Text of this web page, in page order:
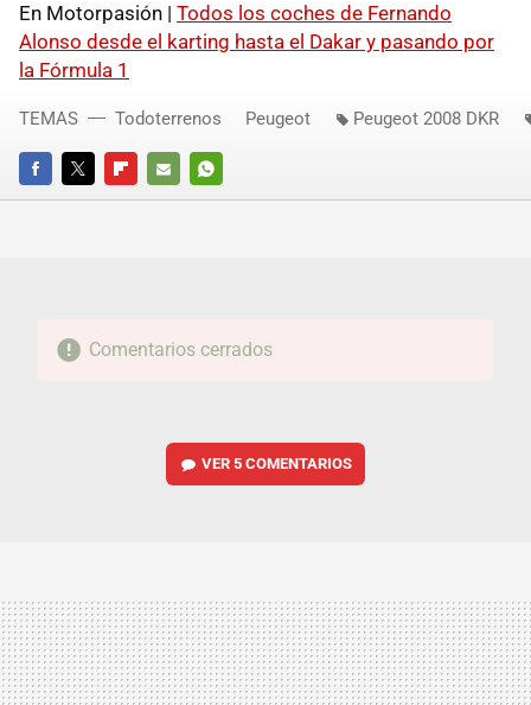
En Motorpasión | Todos los coches de Fernando
Alonso desde el karting hasta el Dakar y pasando por
la Fórmula 1
FACEBOOKTWITTERFLIPBOARD
E-
WHATSAPP
TEMAS Todoterrenos Peugeot Peugeot 2008 DKR
Comentarios cerrados
VER5 COMENTARIOS